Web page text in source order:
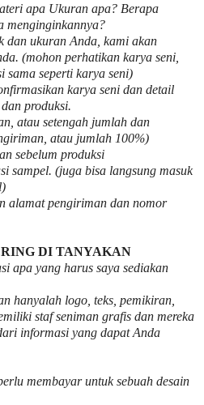
apa Ukuran apa? Berapa
menginginkannya?
dan ukuran Anda, kami akan
(mohon perhatikan karya seni,
sama seperti karya seni)
karya seni dan detail
produksi.
atau setengah jumlah dan
atau jumlah 100%)
sebelum produksi
sampel. (juga bisa langsung masuk
alamat pengiriman dan nomor
DI TANYAKAN
apa yang harus saya sediakan
hanyalah logo, teks, pemikiran,
staf seniman grafis dan mereka
informasi yang dapat Anda
membayar untuksebuah desain